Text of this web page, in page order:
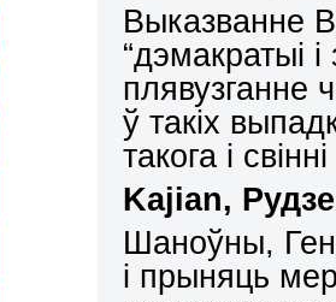
Выказванне
“дэмакратыі і
плявузганне
ў такіх
такога і
Kajian, Ру
Шаноўны, Ген
i прыняць